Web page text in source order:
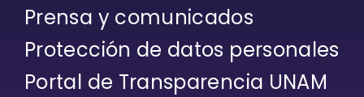
Prensa y comunicados
Protección de datos personales
Portal de Transparencia UNAM